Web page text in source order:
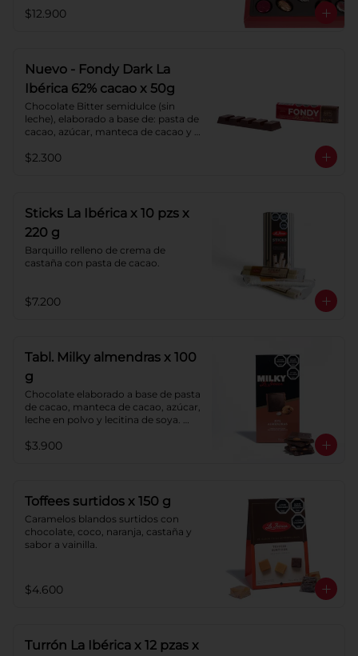
naranja y sabor a vainilla. Pastillas de
chocolate con leche y pastillas de
$12.900
Nuevo - Fondy Dark La
Ibérica 62% cacao x 50g
Chocolate Bitter semidulce (sin
leche), elaborado a base de: pasta de
cacao, azúcar, manteca de cacao y
Cacao: 62%
$2.300
Sticks La Ibérica x 10 pzs x
220 g
Barquillo relleno de crema de
castaña con pasta de cacao.
$7.200
Tabl. Milky almendras x 100
g
Chocolate elaborado a base de pasta
de cacao, manteca de cacao, azúcar,
leche en polvo y lecitina de soya.
cacao: 40%.
$3.900
Toffees surtidos x 150 g
Caramelos blandos surtidos con
chocolate, coco, naranja, castaña y
sabor a vainilla.
$4.600
Turrón La Ibérica x 12 pzas x